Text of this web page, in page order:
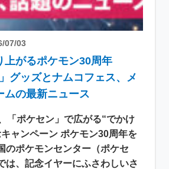
07/03
上がるポケモン30周年
グッズとナムコフェス、メ
ムの最新ニュース
「ポケセン」で広がる“でかけ
ャンペーン ポケモン30周年を
のポケモンセンター（ポケセ
は、記念イヤーにふさわしいさ